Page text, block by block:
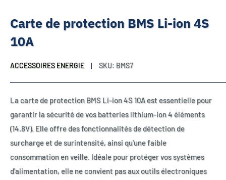
Carte de protection BMS Li-ion 4S
10A
ACCESSOIRES ENERGIE SKU: BMS7
La carte de protection BMS Li-ion 4S 10A est essentielle pour
garantir la sécurité de vos batteries lithium-ion 4 éléments
(14.8V). Elle offre des fonctionnalités de détection de
surcharge et de surintensité, ainsi qu'une faible
consommation en veille. Idéale pour protéger vos systèmes
d'alimentation, elle ne convient pas aux outils électroniques